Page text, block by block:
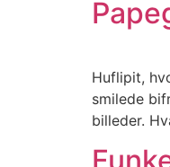
Huflipit,
smilede
billeder.